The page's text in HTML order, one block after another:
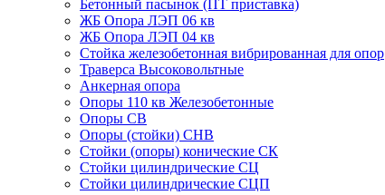
Бетонный пасынок (ПТ приставка)
ЖБ Опора ЛЭП 06 кв
ЖБ Опора ЛЭП 04 кв
Стойка железобетонная вибрированная для опор
Траверса Высоковольтные
Анкерная опора
Опоры 110 кв Железобетонные
Опоры СВ
Опоры (стойки) СНВ
Стойки (опоры) конические СК
Стойки цилиндрические СЦ
Стойки цилиндрические СЦП